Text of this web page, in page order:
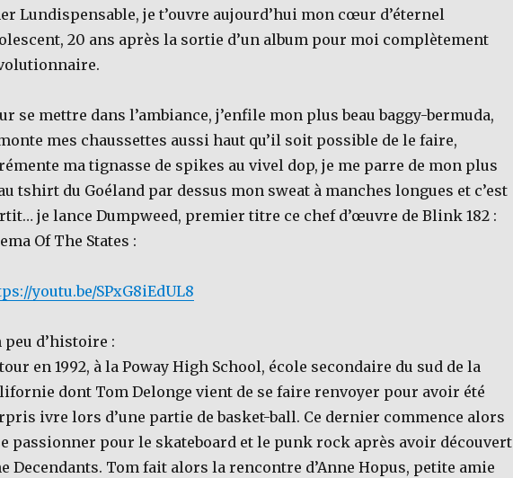
Lundispensable, je t’ouvre aujourd’hui mon cœur d’éternel
20 ans après la sortie d’un album pour moi complètement
se mettre dans l’ambiance, j’enfile mon plus beau baggy-bermuda,
mes chaussettes aussi haut qu’il soit possible de le faire,
ma tignasse de spikes au vivel dop, je me parre de mon plus
tshirt du Goéland par dessus mon sweat à manches longues et c’est
je lance Dumpweed, premier titre ce chef d’œuvre de Blink 182 :
Of The States :
youtu.be/SPxG8iEdUL8
peu d’histoire :
en 1992, à la Poway High School, école secondaire du sud de la
dont Tom Delonge vient de se faire renvoyer pour avoir été
ivre lors d’une partie de basket-ball. Ce dernier commence alors
passionner pour le skateboard et le punk rock après avoir découvert
Decendants. Tom fait alors la rencontre d’Anne Hopus, petite amie